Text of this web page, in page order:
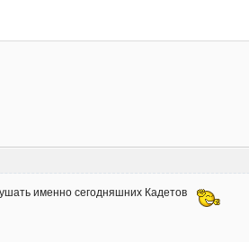
именно сегодняшних Кадетов